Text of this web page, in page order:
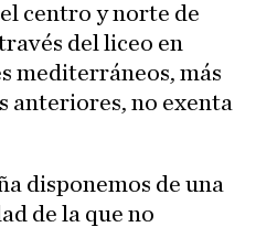
centro y norte de
del liceo en
mediterráneos, más
anteriores, no exenta
disponemos de una
de la que no